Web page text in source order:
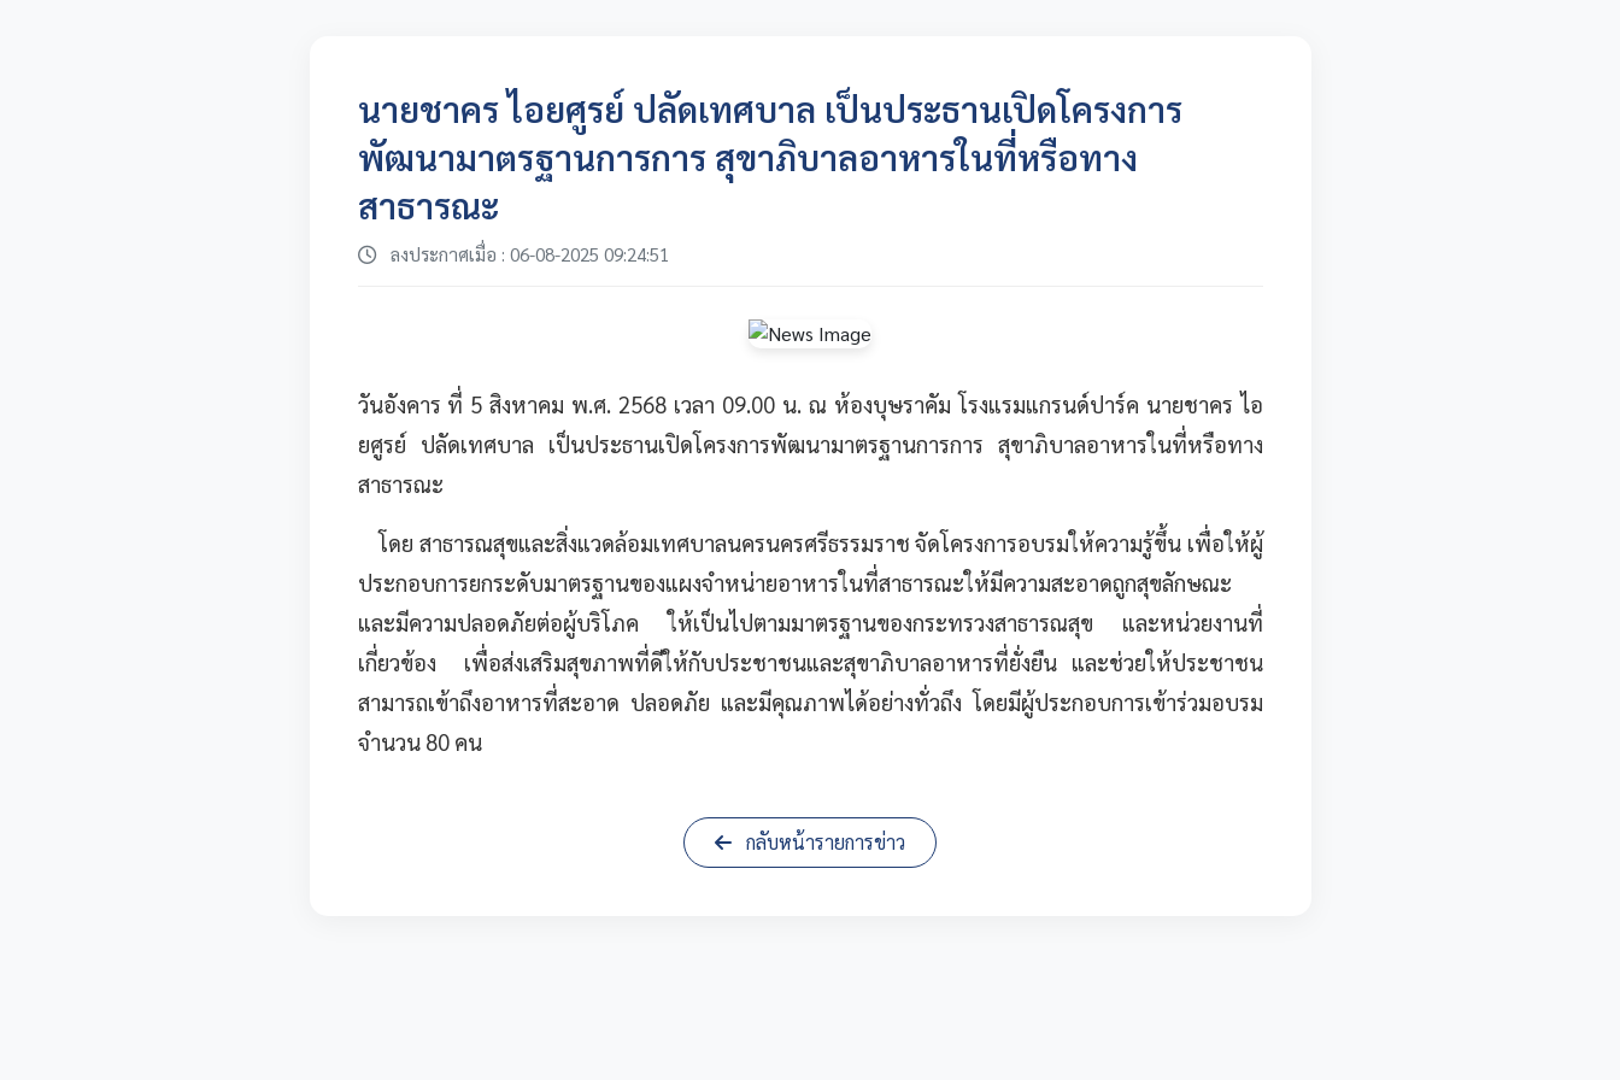
นายชาคร ไอยศูรย์ ปลัดเทศบาล เป็นประธานเปิดโครงการ
พัฒนามาตรฐานการการ สุขาภิบาลอาหารในที่หรือทาง
สาธารณะ
ลงประกาศเมื่อ : 06-08-2025 09:24:51
วันอังคาร ที่ 5 สิงหาคม พ.ศ. 2568 เวลา 09.00 น. ณ ห้องบุษราคัม โรงแรมแกรนด์ปาร์ค นายชาคร ไอ
ยศูรย์ ปลัดเทศบาล เป็นประธานเปิดโครงการพัฒนามาตรฐานการการ สุขาภิบาลอาหารในที่หรือทาง
สาธารณะ
โดย สาธารณสุขและสิ่งแวดล้อมเทศบาลนครนครศรีธรรมราช จัดโครงการอบรมให้ความรู้ขึ้น เพื่อให้ผู้
ประกอบการยกระดับมาตรฐานของแผงจำหน่ายอาหารในที่สาธารณะให้มีความสะอาดถูกสุขลักษณะ
และมีความปลอดภัยต่อผู้บริโภค ให้เป็นไปตามมาตรฐานของกระทรวงสาธารณสุข และหน่วยงานที่
เกี่ยวข้อง เพื่อส่งเสริมสุขภาพที่ดีให้กับประชาชนและสุขาภิบาลอาหารที่ยั่งยืน และช่วยให้ประชาชน
สามารถเข้าถึงอาหารที่สะอาด ปลอดภัย และมีคุณภาพได้อย่างทั่วถึง โดยมีผู้ประกอบการเข้าร่วมอบรม
จำนวน 80 คน
กลับหน้ารายการข่าว